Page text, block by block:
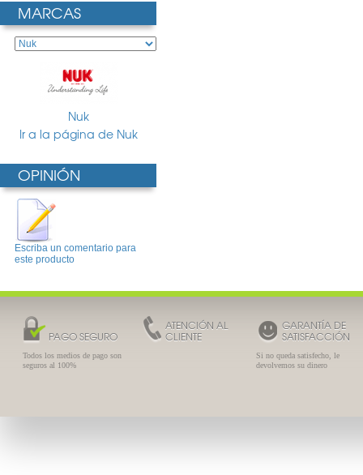
MARCAS
Nuk
Ir a la página de Nuk
OPINIÓN
Escriba un comentario para
este producto
PAGO SEGURO
Todos los medios de pago son
seguros al 100%
ATENCIÓN AL
CLIENTE
GARANTÍA DE
SATISFACCIÓN
Si no queda satisfecho, le
devolvemos su dinero